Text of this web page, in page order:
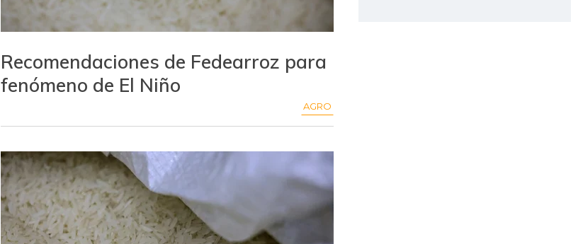
Recomendaciones de Fedearroz para
fenómeno de El Niño
AGRO